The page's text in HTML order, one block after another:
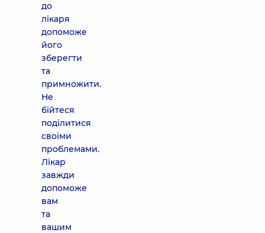
до
лікаря
допоможе
його
зберегти
та
примножити.
Не
бійтеся
поділитися
своїми
проблемами.
Лікар
завжди
допоможе
вам
та
вашим